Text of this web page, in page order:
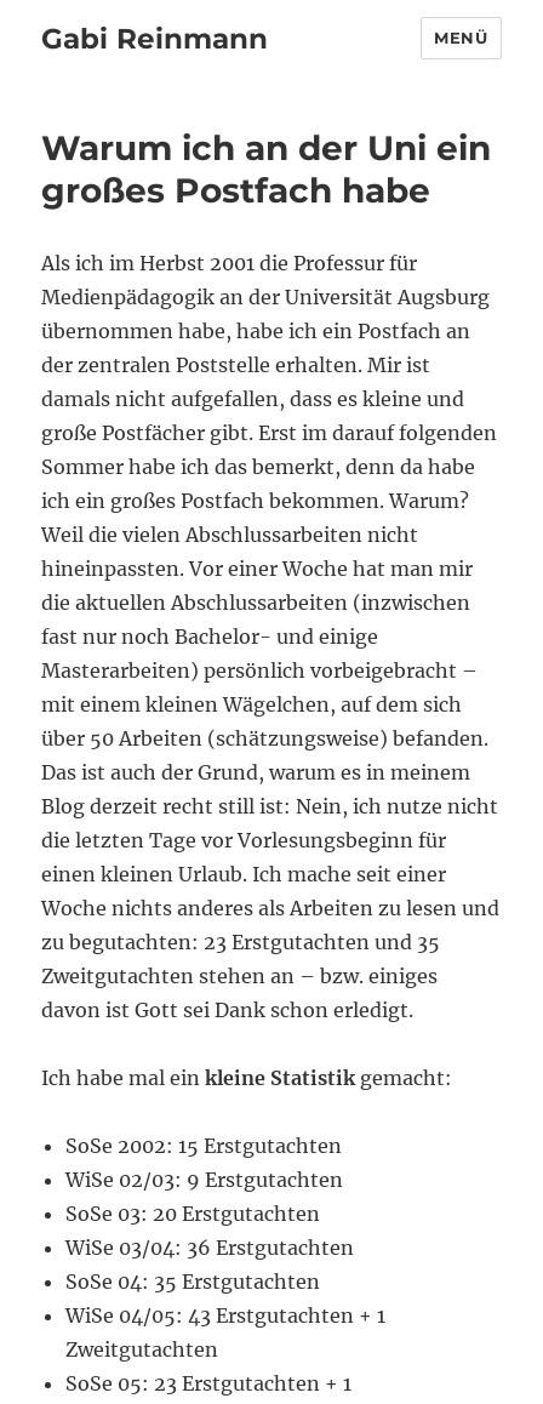
Gabi Reinmann MENÜ
Warum ich an der Uni ein
großes Postfach habe
Als ich im Herbst 2001 die Professur für
Medienpädagogik an der Universität Augsburg
übernommen habe, habe ich ein Postfach an
der zentralen Poststelle erhalten. Mir ist
damals nicht aufgefallen, dass es kleine und
große Postfächer gibt. Erst im darauf folgenden
Sommer habe ich das bemerkt, denn da habe
ich ein großes Postfach bekommen. Warum?
Weil die vielen Abschlussarbeiten nicht
hineinpassten. Vor einer Woche hat man mir
die aktuellen Abschlussarbeiten (inzwischen
fast nur noch Bachelor- und einige
Masterarbeiten) persönlich vorbeigebracht –
mit einem kleinen Wägelchen, auf dem sich
über 50 Arbeiten (schätzungsweise) befanden.
Das ist auch der Grund, warum es in meinem
Blog derzeit recht still ist: Nein, ich nutze nicht
die letzten Tage vor Vorlesungsbeginn für
einen kleinen Urlaub. Ich mache seit einer
Woche nichts anderes als Arbeiten zu lesen und
zu begutachten: 23 Erstgutachten und 35
Zweitgutachten stehen an – bzw. einiges
davon ist Gott sei Dank schon erledigt.
Ich habe mal einkleine Statistikgemacht:
SoSe 2002: 15 Erstgutachten
WiSe 02/03: 9 Erstgutachten
SoSe 03: 20 Erstgutachten
WiSe 03/04: 36 Erstgutachten
SoSe 04: 35 Erstgutachten
WiSe 04/05: 43 Erstgutachten + 1
Zweitgutachten
SoSe 05: 23 Erstgutachten + 1